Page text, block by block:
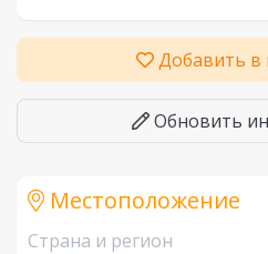
Добавить в
Обновить
Местоположение
Страна и регион